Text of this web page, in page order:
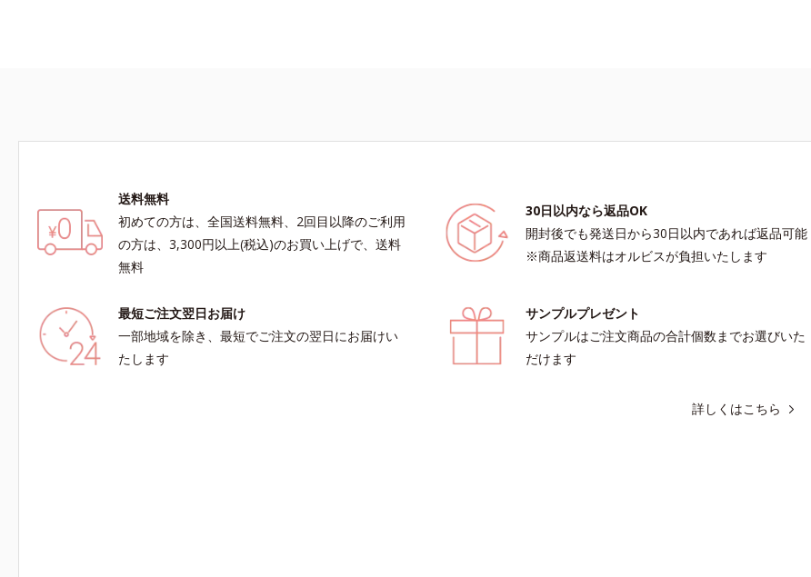
よりシンプルなお手入れで、ハリ・ツヤのある好
印象評価において、基準画像に対して、頬全体に
輝度分布がなだらかな光（ツヤ）があると、爽や
かさ印象が高く評価されたこと*3 2022年12月
22日時点で、科学文献データベースPubMed及
調べ）
ます。*1 リパーゼ、リンゴ酸*2 イソステアリル
ミスター クレンザー ⇒ 化粧水 ⇒ 保湿液※洗顔
料と置き換えてご使用いただけます。※週2～3
回のスペシャル洗顔としてのご使用をおすすめい
だいても問題ありません。【ご使用方法】①適量
(さくらんぼ 1粒程度)をとり、乾いた肌の上で優
しくらせんを描くように、よくなじませます。②
指先の感触が軽くなったら、水またはぬるま湯で
送料無料
初めての方は、全国送料無料、2回目以降のご利用
の方は、3,300円以上(税込)のお買い上げで、送料
無料
30日以内なら返品OK
開封後でも発送日から30日以内であれば返品可能
※商品返送料はオルビスが負担いたします
最短ご注文翌日お届け
一部地域を除き、最短でご注文の翌日にお届けい
たします
サンプルプレゼント
サンプルはご注文商品の合計個数までお選びいた
だけます
詳しくはこちら